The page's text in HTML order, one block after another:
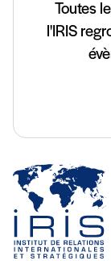
Toutes
l'IRIS